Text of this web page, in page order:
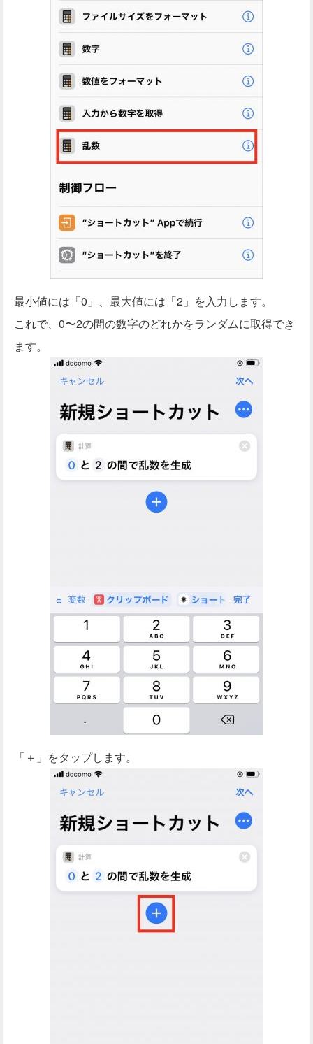
最小値には「0」、最大値には「2」を入力します。
これで、0〜2の間の数字のどれかをランダムに取得でき
ます。
「＋」をタップします。